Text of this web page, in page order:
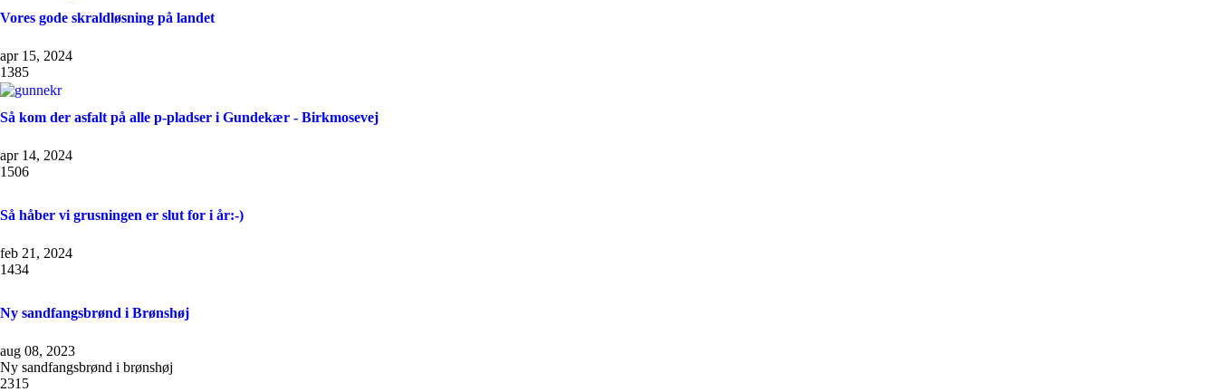
Vores gode skraldløsning på landet
apr 15, 2024
1385
Så kom der asfalt på alle p-pladser i Gundekær - Birkmosevej
apr 14, 2024
1506
Så håber vi grusningen er slut for i år:-)
feb 21, 2024
1434
Ny sandfangsbrønd i Brønshøj
aug 08, 2023
Ny sandfangsbrønd i brønshøj
2315